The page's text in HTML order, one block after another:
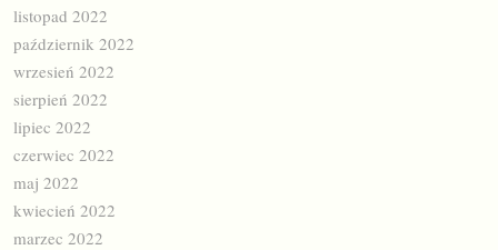
listopad 2022
październik 2022
wrzesień 2022
sierpień 2022
lipiec 2022
czerwiec 2022
maj 2022
kwiecień 2022
marzec 2022